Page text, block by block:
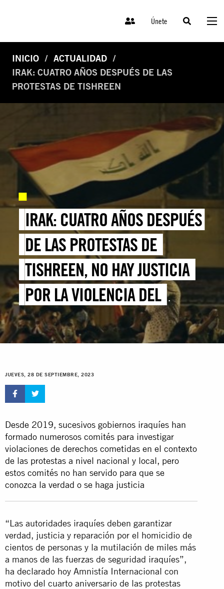
Únete
INICIO
ACTUALIDAD
IRAK: CUATRO AÑOS DESPUÉS DE LAS
PROTESTAS DE TISHREEN
IRAK: CUATRO AÑOS DESPUÉS
DE LAS PROTESTAS DE
TISHREEN, NO HAY JUSTICIA
POR LA VIOLENCIA DEL
ESTADO Y DE LAS MILICIAS
JUEVES, 28 DE SEPTIEMBRE, 2023
Desde 2019, sucesivos gobiernos iraquíes han
formado numerosos comités para investigar
violaciones de derechos cometidas en el contexto
de las protestas a nivel nacional y local, pero
estos comités no han servido para que se
conozca la verdad o se haga justicia
“Las autoridades iraquíes deben garantizar
verdad, justicia y reparación por el homicidio de
cientos de personas y la mutilación de miles más
a manos de las fuerzas de seguridad iraquíes”,
ha declarado hoy Amnistía Internacional con
motivo del cuarto aniversario de las protestas